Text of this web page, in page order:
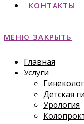
КОНТАКТЫ
МЕНЮ ЗАКРЫТЬ
Главная
Услуги
Детская
Урология